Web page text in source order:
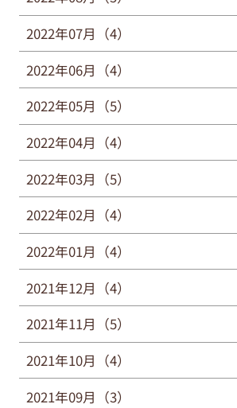
2022年07月（4）
2022年06月（4）
2022年05月（5）
2022年04月（4）
2022年03月（5）
2022年02月（4）
2022年01月（4）
2021年12月（4）
2021年11月（5）
2021年10月（4）
2021年09月（3）